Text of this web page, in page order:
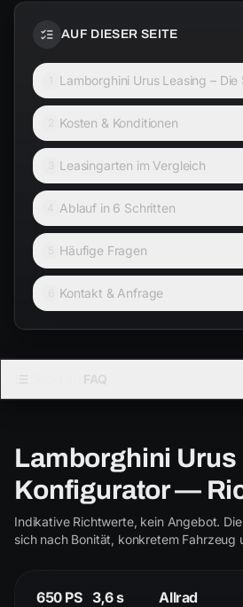
AUF DIESER SEITE
Lamborghini Urus Leasing – Die
Luxus und ungebändigter Kraft
Kosten & Konditionen
Leasingarten im Vergleich
Ablauf in 6 Schritten
Häufige Fragen
Kontakt & Anfrage
Lamborghini Urus
Konfigurator —
Indikative Richtwerte, kein Angebot.
sich nach Bonität, konkretem Fahrzeug
URUS
4.0 V8 Biturbo
ab € 2.250 ab €
Performante SE
ab
650 PS 3,6 s Allrad